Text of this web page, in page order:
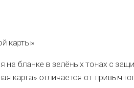
на бланке в зелёных тонах с
карта» отличается от